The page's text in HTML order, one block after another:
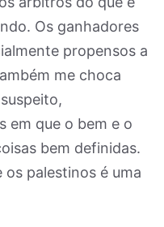
Os ganhadores
propensos a
me choca
em que o bem e o
bem definidas.
os palestinos é uma